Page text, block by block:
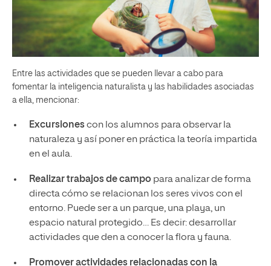
Entre las actividades que se pueden llevar a cabo para
fomentar la inteligencia naturalista y las habilidades asociadas
a ella, mencionar:
Excursionescon los alumnos para observar la
naturaleza y así poner en práctica la teoría impartida
en el aula.
Realizar trabajos de campopara analizar de forma
directa cómo se relacionan los seres vivos con el
entorno. Puede ser a un parque, una playa, un
espacio natural protegido… Es decir: desarrollar
actividades que den a conocer la flora y fauna.
Promover actividades relacionadas con la